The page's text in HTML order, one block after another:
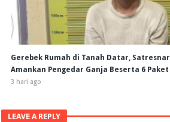
Gerebek Rumah di Tanah Datar,
Amankan Pengedar Ganja Beserta 6
3 hari ago
LEAVE A REPLY